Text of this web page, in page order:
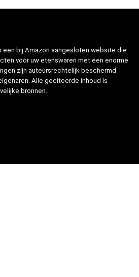
bij Amazon aangesloten website die
voor uw etenswaren met een enorme
zijn auteursrechtelijk beschermd
Alle geciteerde inhoud is
bronnen.